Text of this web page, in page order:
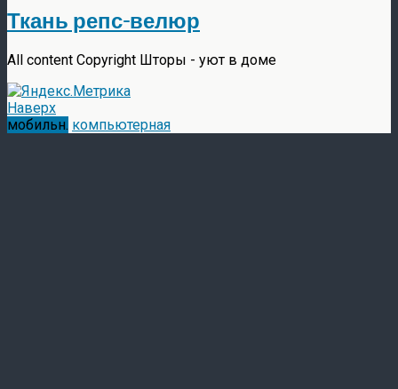
Ткань репс-велюр
All content Copyright Шторы - уют в доме
Наверх
мобильн. компьютерная